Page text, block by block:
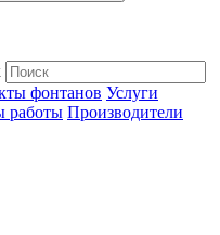
фонтанов Услуги
работы Производители